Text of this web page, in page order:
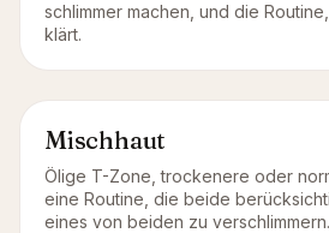
schlimmer machen, und die
klärt.
Mischhaut
Ölige T-Zone, trockenere oder
eine Routine, die beide
eines von beiden zu